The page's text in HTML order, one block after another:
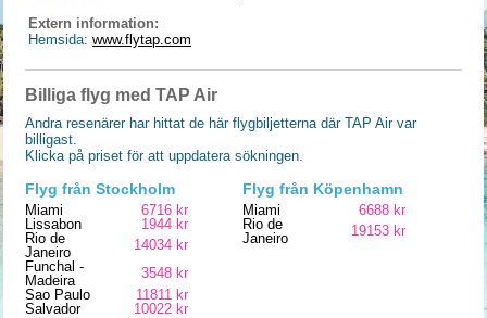
Extern information:
Hemsida: www.flytap.com
Billiga flyg med TAP Air
Andra resenärer har hittat de här flygbiljetterna där TAP Air var
billigast.
Klicka på priset för att uppdatera sökningen.
Flyg från Stockholm
Miami
6716 kr
Lissabon
1944 kr
Rio de
Janeiro
14034 kr
Funchal -
Madeira
3548 kr
Sao Paulo
11811 kr
Salvador
10022 kr
Flyg från Köpenhamn
Miami
6688 kr
Rio de
Janeiro
19153 kr